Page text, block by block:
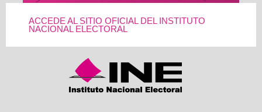
ACCEDE AL SITIO OFICIAL DEL INSTITUTO
NACIONAL ELECTORAL